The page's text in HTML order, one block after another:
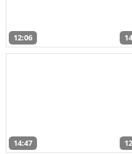
12:06
14:47